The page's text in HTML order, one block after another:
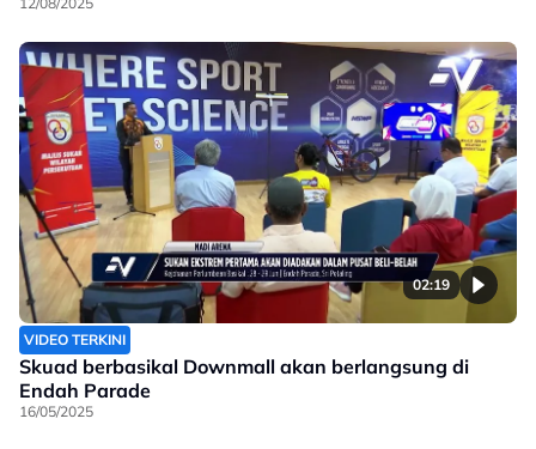
02:19
VIDEO TERKINI
Skuad berbasikal Downmall akan berlangsung di
Endah Parade
16/05/2025